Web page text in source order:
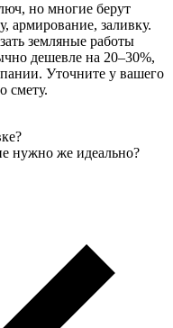
но многие берут
армирование, заливку.
земляные работы
дешевле на 20–30%,
Уточните у вашего
смету.
нужно же идеально?